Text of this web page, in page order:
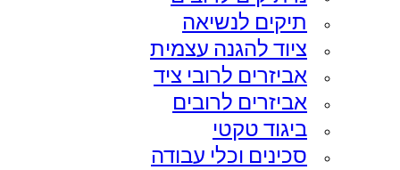
תיקים לנשיאה
ציוד להגנה עצמית
אביזרים לרובי ציד
אביזרים לרובים
ביגוד טקטי
סכינים וכלי עבודה